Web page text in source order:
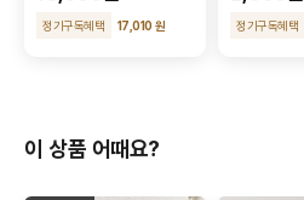
정기구독혜택 17,010 원 정기구독혜택
이 상품 어때요?